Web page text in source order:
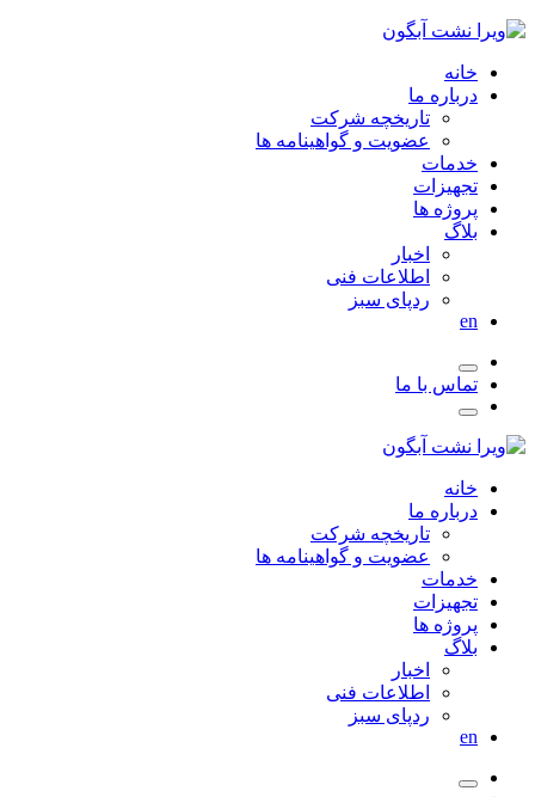
خانه
درباره ما
تاریخچه شرکت
عضویت و گواهینامه ها
خدمات
تجهیزات
پروژه ها
بلاگ
اخبار
اطلاعات فنی
ردپای سبز
en
تماس با ما
خانه
درباره ما
تاریخچه شرکت
عضویت و گواهینامه ها
خدمات
تجهیزات
پروژه ها
بلاگ
اخبار
اطلاعات فنی
ردپای سبز
en